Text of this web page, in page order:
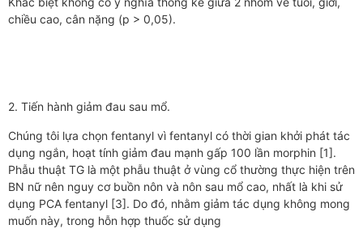
chiều cao, cân nặng (p > 0,05).
2. Tiến hành giảm đau sau mổ.
Chúng tôi lựa chọn fentanyl vì fentanyl có thời gian khởi phát tác
dụng ngắn, hoạt tính giảm đau mạnh gấp 100 lần morphin [1].
Phẫu thuật TG là một phẫu thuật ở vùng cổ thường thực hiện trên
BN nữ nên nguy cơ buồn nôn và nôn sau mổ cao, nhất là khi sử
dụng PCA fentanyl [3]. Do đó, nhằm giảm tác dụng không mong
muốn này, trong hỗn hợp thuốc sử dụng